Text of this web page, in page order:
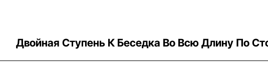
Двойная Ступень К Беседка Во Всю Длину По